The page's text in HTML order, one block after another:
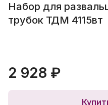
Набор для
трубок ТДМ 4115вт
2 928 ₽